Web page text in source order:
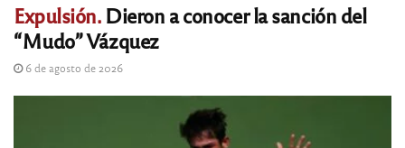
Expulsión.Dieron a conocer la sanción del
“Mudo” Vázquez
6 de agosto de 2026